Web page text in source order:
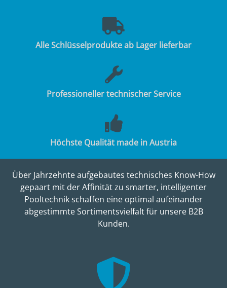
Alle Schlüsselprodukte ab Lager lieferbar
Professioneller technischer Service
Höchste Qualität made in Austria
Über Jahrzehnte aufgebautes technisches Know-How
gepaart mit der Affinität zu smarter, intelligenter
Pooltechnik schaffen eine optimal aufeinander
abgestimmte Sortimentsvielfalt für unsere B2B
Kunden.